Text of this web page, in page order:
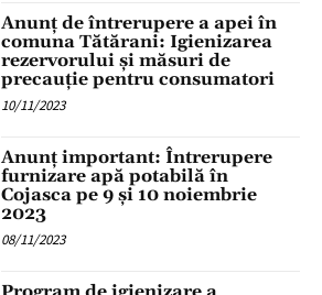
Anunț de întrerupere a apei în
comuna Tătărani: Igienizarea
rezervorului și măsuri de
precauție pentru consumatori
10/11/2023
Anunț important: Întrerupere
furnizare apă potabilă în
Cojasca pe 9 și 10 noiembrie
2023
08/11/2023